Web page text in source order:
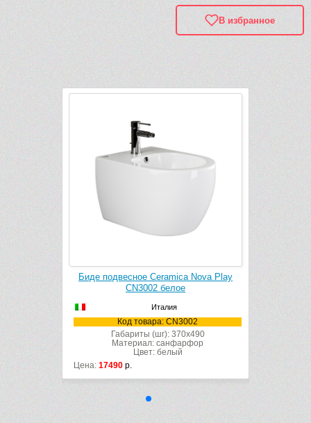
В избранное
Биде подвесное Ceramica Nova Play
CN3002 белое
Италия
Код товара: CN3002
Габариты (шг): 370x490
Материал: санфарфор
Цвет: белый
Цена: 17490 р.